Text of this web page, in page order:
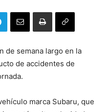
de semana largo en la
de accidentes de
marca Subaru, que